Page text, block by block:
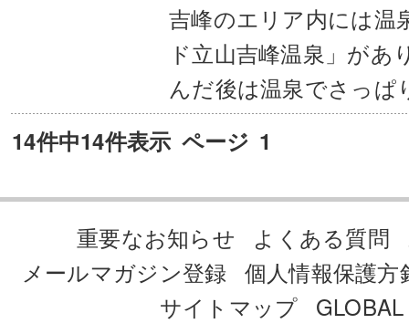
吉峰のエリア内には温
ド立山吉峰温泉」があ
んだ後は温泉でさっぱ
14件中14件表示 ページ 1
重要なお知らせ よくある質問
メールマガジン登録 個人情報保護方
サイトマップ